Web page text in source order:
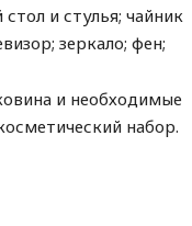
и стулья; чайник
зеркало; фен;
и необходимые
набор.